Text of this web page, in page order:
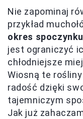
Nie zapominaj
przykład
okres
jest ograniczyć
chłodniejsze
Wiosną te
radość dzięki
tajemniczym
Jak już